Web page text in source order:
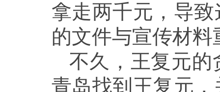
拿走两千元，导
的文件与宣传材
不久，王复元
青岛找到王复元